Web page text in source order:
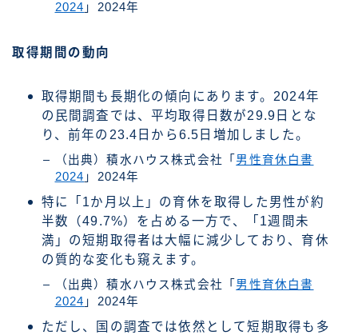
2024 」2024年
取得期間の動向
取得期間も長期化の傾向にあります。2024年
の民間調査では、平均取得日数が29.9日とな
り、前年の23.4日から6.5日増加しました。
（出典）積水ハウス株式会社「 男性育休白書
2024 」2024年
特に「1か月以上」の育休を取得した男性が約
半数（49.7%）を占める一方で、「1週間未
満」の短期取得者は大幅に減少しており、育休
の質的な変化も窺えます。
（出典）積水ハウス株式会社「 男性育休白書
2024 」2024年
ただし、国の調査では依然として短期取得も多